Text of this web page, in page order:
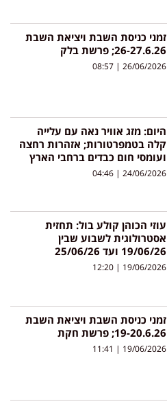
זמני כניסת השבת ויציאת השבת
26-27.6.26; פרשת בלק
26/06/2026
היום: מזג אוויר נאה עם עלייה
קלה בטמפרטורות; אזהרות רחצה
ועומסי חום כבדים ברחבי הארץ
24/06/2026
עוזי הכוהן קולע בול: תחזית
אסטרולוגית לשבוע שבין
19/06/26 ועד 25/06/26
19/06/2026
זמני כניסת השבת ויציאת השבת
19-20.6.26; פרשת חקת
19/06/2026